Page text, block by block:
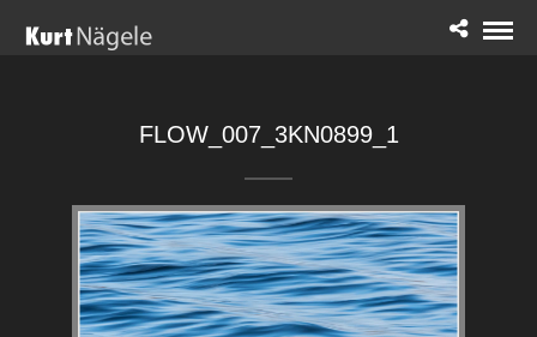
FLOW_007_3KN0899_1